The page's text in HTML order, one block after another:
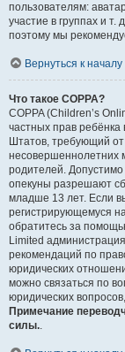
пользователям:
участие в группах и т.
поэтому мы
Вернуться к началу
Что такое COPPA?
COPPA (Children’s
частных прав
Штатов, требующий
несовершеннолетних
родителей. Допустимо
опекуны разрешают
младше 13 лет. Если
регистрирующемуся
обратитесь за
Limited
рекомендаций по
юридических
можно связаться по
юридических
Примечание
силы..